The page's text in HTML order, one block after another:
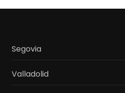
Segovia
Valladolid